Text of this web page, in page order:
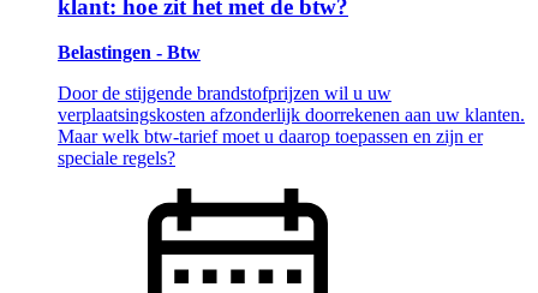
klant: hoe zit het met de btw?
Belastingen - Btw
Door de stijgende brandstofprijzen wil u uw
verplaatsingskosten afzonderlijk doorrekenen aan uw klanten.
Maar welk btw-tarief moet u daarop toepassen en zijn er
speciale regels?